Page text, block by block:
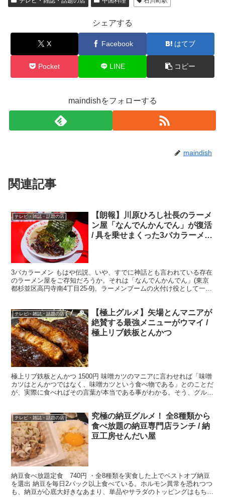
シェアする
X Facebook はてブ
Pocket LINE コピー
maindishをフォローする
maindish
関連記事
テレビ・雑誌・話題の店
【朗報】川原ひろし社長のラーメ
ン屋「なんでんかんでん」が復活
/ 具を乗せまくった3バカラーメン
3バカラーメン もはや伝説、いや、すでに神話とも言われている存在
のラーメン屋をご存知だろうか。それは「なんでんかんでん」(東京
都杉並区高円寺南4丁目25-9)。ラーメンブームの火付け役として一世
テレビ・雑誌・話題の店
【極上グルメ】矢場とんマニアが
絶賛する最強メニューがウマイ /
極上リブ鉄板とんかつ
極上リブ鉄板とんかつ 1500円 味噌カツのマニアに言わせれば「味噌
カツはとんかつではなく、味噌カツという食べ物である」とのことだ
が、実際に食べればその言葉が本当である事がわかる。そう、グルメ
テレビ・雑誌・話題の店
究極の納豆グルメ！ 全8種類から
食べ放題の納豆専門店ランチ / 納
豆工房せんだい屋
納豆食べ放題定食 740円 ・全8種類を実食した上でベストオブ納豆
を選出 納豆を毎日2パック以上食べている。ホルモン異常を恐れつつ
も、納豆が心底大好きなあまり、単品やサラダのトッピングはもちろ